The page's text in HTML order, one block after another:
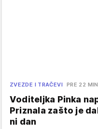
ZVEZDE I TRAČEVI PRE 22 MIN
Voditeljka Pinka
Priznala zašto je
ni dan